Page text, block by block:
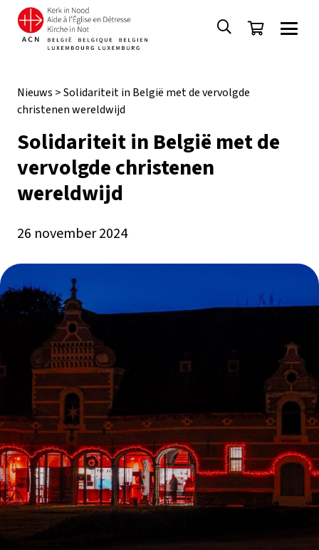
Nieuws >Solidariteit in België met de vervolgde
christenen wereldwijd
Solidariteit in België met de
vervolgde christenen
wereldwijd
26 november 2024